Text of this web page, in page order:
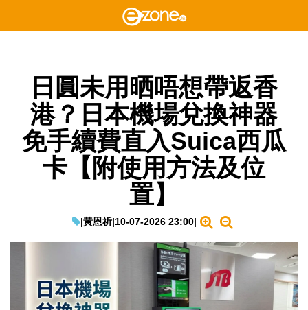
日圓未用晒唔想帶返香
港？日本機場兌換神器
免手續費直入Suica西瓜
卡【附使用方法及位
置】
|黃恩祈|10-07-2026 23:00|